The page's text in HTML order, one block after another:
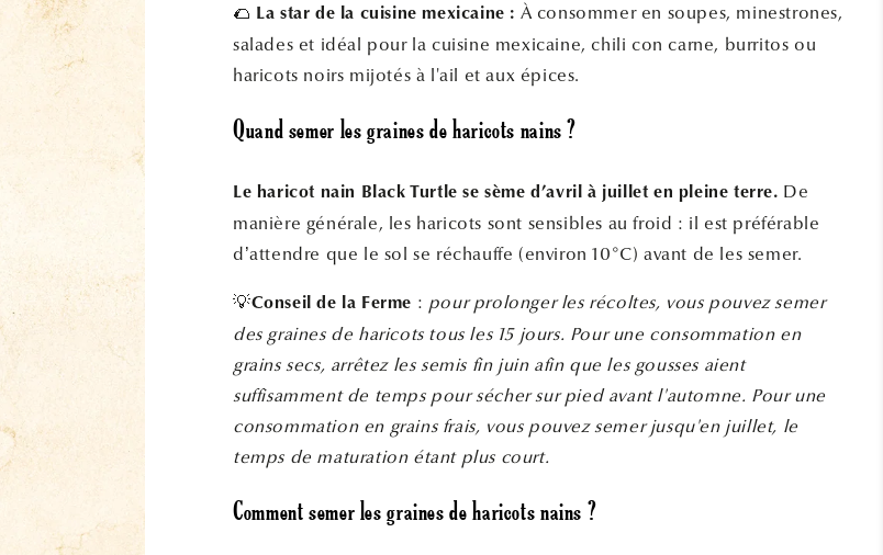
🌮 La star de la cuisine mexicaine : À consommer en soupes, minestrones,
salades et idéal pour la cuisine mexicaine, chili con carne, burritos ou
haricots noirs mijotés à l'ail et aux épices.
Quand semer les graines de haricots nains ?
Le haricot nain Black Turtle se sème d’avril à juillet en pleine terre. De
manière générale, les haricots sont sensibles au froid : il est préférable
d’attendre que le sol se réchauffe (environ 10°C) avant de les semer.
💡Conseil de la Ferme : pour prolonger les récoltes, vous pouvez semer
des graines de haricots tous les 15 jours. Pour une consommation en
grains secs, arrêtez les semis fin juin afin que les gousses aient
suffisamment de temps pour sécher sur pied avant l'automne. Pour une
consommation en grains frais, vous pouvez semer jusqu'en juillet, le
temps de maturation étant plus court.
Comment semer les graines de haricots nains ?